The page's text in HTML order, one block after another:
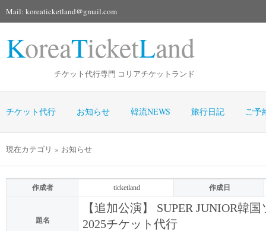
Mail: koreaticketland@gmail.com
KoreaTicketLand
チケット代行専門 コリアチケットランド
チケット代行 お知らせ 韓流NEWS 旅行日記 ご予
現在カテゴリ » お知らせ
作成者 ticketland 作成日
題名
【追加公演】 SUPER JUNIOR韓
2025チケット代行